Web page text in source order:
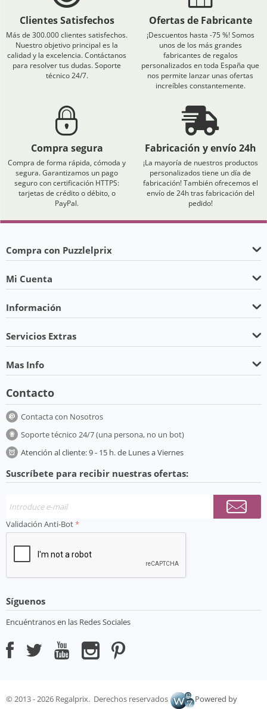
Clientes Satisfechos
Más de 300.000 clientes satisfechos.
Nuestro objetivo principal es la
calidad y la excelencia. Contáctanos
para resolver tus dudas. Soporte
técnico 24/7.
Ofertas de Fabricante
¡Descuentos hasta -75 %! Somos
unos de los más grandes
fabricantes de regalos
personalizados en toda España que
nos permite lanzar unas ofertas
increíbles constantemente.
Compra segura
Compra de forma rápida, cómoda y
segura. Garantizamos un pago
seguro con certificación HTTPS:
tarjetas de crédito o débito, o
PayPal.
Fabricación y envío 24h
¡La mayoría de nuestros productos
personalizados tiene un día de
fabricación! También ofrecemos el
envío de 24h tras fabricación del
pedido!
Compra con Puzzlelprix
Mi Cuenta
Información
Servicios Extras
Mas Info
Contacto
Contacta con Nosotros
Soporte técnico 24/7 (una persona, no un bot)
Atención al cliente: 9 - 15 h. de Lunes a Viernes
Suscríbete para recibir nuestras ofertas:
Validación Anti-Bot
Síguenos
Encuéntranos en las Redes Sociales
© 2013 - 2026 Regalprix. Derechos reservados Powered by